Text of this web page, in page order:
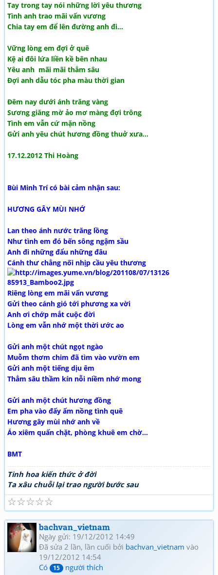
Tay trong tay nói những lời yêu thương
Tình anh trao mãi vấn vương
Chia tay em để lên đường anh đi…
Vững lòng em đợi ở quê
Kệ ai đôi lứa liền kề bên nhau
Yêu anh mãi mãi thẳm sâu
Đợi anh dẫu tóc pha màu thời gian
Đêm nay dưới ánh trăng vàng
Sương giăng mờ ảo mơ màng đợi trông
Tình em vẫn cứ mặn nồng
Gửi anh yêu chút hương đồng thuở xưa…
17.12.2012 Thi Hoàng
Bùi Minh Trí có bài cảm nhận sau:
HƯƠNG GÂY MÙI NHỚ
Lan theo ánh nước trăng lồng
Như tình em đó bến sông ngậm sầu
Anh đi những đẩu những đâu
Cánh thư chẳng nối nhịp cầu yêu thương
Riêng lòng em mãi vấn vương
Gửi theo cánh gió tới phương xa vời
Anh ơi chớp mắt cuộc đời
Lòng em vẫn nhớ một thời ước ao
Gửi anh một chút ngọt ngào
Muỗm thơm chim đã tìm vào vườn em
Gửi anh một tiếng dịu êm
Thẳm sâu thầm kín nỗi niềm nhớ mong
Gửi anh một chút hương đồng
Em pha vào đấy ấm nồng tình quê
Hương gây mùi nhớ anh về
Áo xiêm quấn chặt, phòng khuê em chờ…
BMT
Tinh hoa kiến thức ở đời
Ta xâu chuỗi lại trao người bước sau
☆
☆
☆
☆
☆
bachvan_vietnam
Ngày gửi: 19/12/2012 14:49
Đã sửa 2 lần, lần cuối bởi bachvan_vietnam vào
19/12/2012 14:54
Có
15 người thích